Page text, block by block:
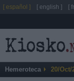
Hemeroteca 20/Oct/
[ español ] [ english ] [